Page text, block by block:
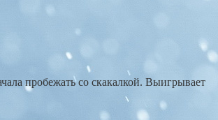
пробежать со скакалкой. Выигрывает